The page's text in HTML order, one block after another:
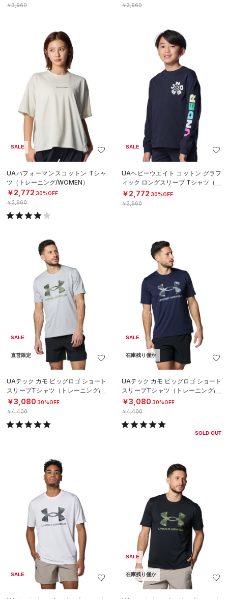
￥3,960 ￥3,960
SALE
UAパフォーマンスコットン Tシャ
ツ（トレーニング/WOMEN）
￥2,772 30%OFF
￥3,960
SALE
UAヘビーウエイト コットン グラフ
ィック ロングスリーブ Tシャツ（ト
レーニング/BOYS）
￥2,772 30%OFF
￥3,960
SALE
直営限定
UAテック カモ ビッグロゴ ショート
スリーブTシャツ（トレーニング/M
EN）
￥3,080 30%OFF
￥4,400
SALE
在庫残り僅か
UAテック カモ ビッグロゴ ショート
スリーブTシャツ（トレーニング/M
EN）
￥3,080 30%OFF
￥4,400
SOLD OUT
SALE
SALE
在庫残り僅か